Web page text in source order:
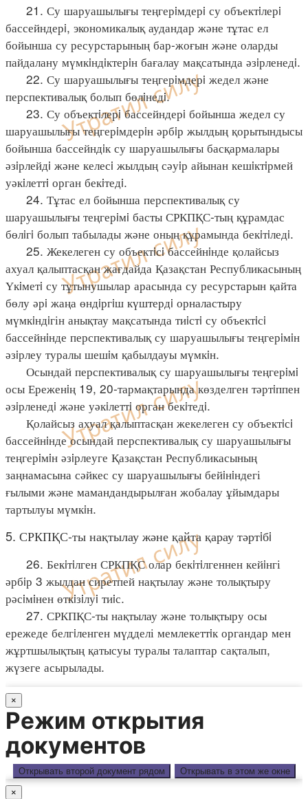
21. Су шаруашылығы теңгерiмдерi су объектiлерi
бассейндерi, экономикалық аудандар және тұтас ел
бойынша су ресурстарының бар-жоғын және оларды
пайдалану мүмкiндiктерiн бағалау мақсатында әзiрленедi.
22. Су шаруашылығы теңгерiмдерi жедел және
перспективалық болып бөлiнедi.
23. Су объектiлерi бассейндерi бойынша жедел су
шаруашылығы теңгерiмдерiн әрбiр жылдың қорытындысы
бойынша бассейндiк су шаруашылығы басқармалары
әзiрлейдi және келесi жылдың сәуiр айынан кешiктiрмей
уәкiлеттi орган бекiтедi.
24. Тұтас ел бойынша перспективалық су
шаруашылығы теңгерiмi басты СРКПҚС-тың құрамдас
бөлiгi болып табылады және оның құрамында бекiтiледi.
25. Жекелеген су объектiсi бассейнiнде қолайсыз
ахуал қалыптасқан жағдайда Қазақстан Республикасының
Үкiметi су тұтынушылар арасында су ресурстарын қайта
бөлу әрi жаңа өндiргiш күштердi орналастыру
мүмкiндiгін анықтау мақсатында тиiстi су объектiсi
бассейнiнде перспективалық су шаруашылығы теңгерiмiн
әзiрлеу туралы шешiм қабылдауы мүмкiн.
Осындай перспективалық су шаруашылығы теңгерiмi
осы Ереженiң 19, 20-тармақтарында көзделген тәртiппен
әзiрленедi және уәкiлеттi орган бекiтедi.
Қолайсыз ахуал қалыптасқан жекелеген су объектiсi
бассейнiнде осындай перспективалық су шаруашылығы
теңгерiмiн әзiрлеуге Қазақстан Республикасының
заңнамасына сәйкес су шаруашылығы бейiнiндегі
ғылыми және мамандандырылған жобалау ұйымдары
тартылуы мүмкiн.
5. СРКПҚС-ты нақтылау және қайта қарау тәртiбi
26. Бекiтiлген СРКПҚС олар бекiтiлгеннен кейiнгі
әрбiр 3 жылдан сиретпей нақтылау және толықтыру
рәсiмiнен өткiзiлуi тиiс.
27. СРКПҚС-ты нақтылау және толықтыру осы
ережеде белгiленген мүдделі мемлекеттiк органдар мен
жұртшылықтың қатысуы туралы талаптар сақталып,
жүзеге асырылады.
×
Режим открытия
документов
Открывать второй документ рядом Открывать в этом же окне
×